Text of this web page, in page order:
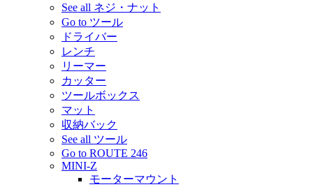
See all ネジ・ナット
Go to ツール
ドライバー
レンチ
リーマー
カッター
ツールボックス
マット
収納バック
See all ツール
Go to ROUTE 246
MINI-Z
モーターマウント